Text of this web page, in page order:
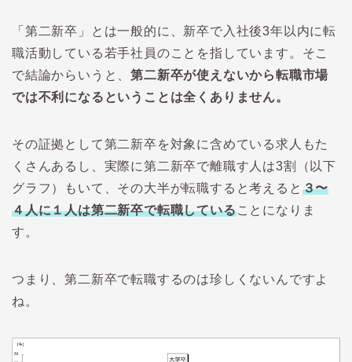
「第二新卒」とは一般的に、新卒で入社後3年以内に転
職活動している若手社員のことを指しています。そこ
で結論からいうと、第二新卒が使えないから転職市場
では不利になるということは全くありません。
その証拠として第二新卒を対象に含めている求人もた
くさんあるし、実際に第二新卒で離職す人は3割（以下
グラフ）もいて、その大半が転職すると考えると ３〜
４人に１人は第二新卒で転職していることになりま
す。
つまり、第二新卒で転職するのは珍しくないんですよ
ね。